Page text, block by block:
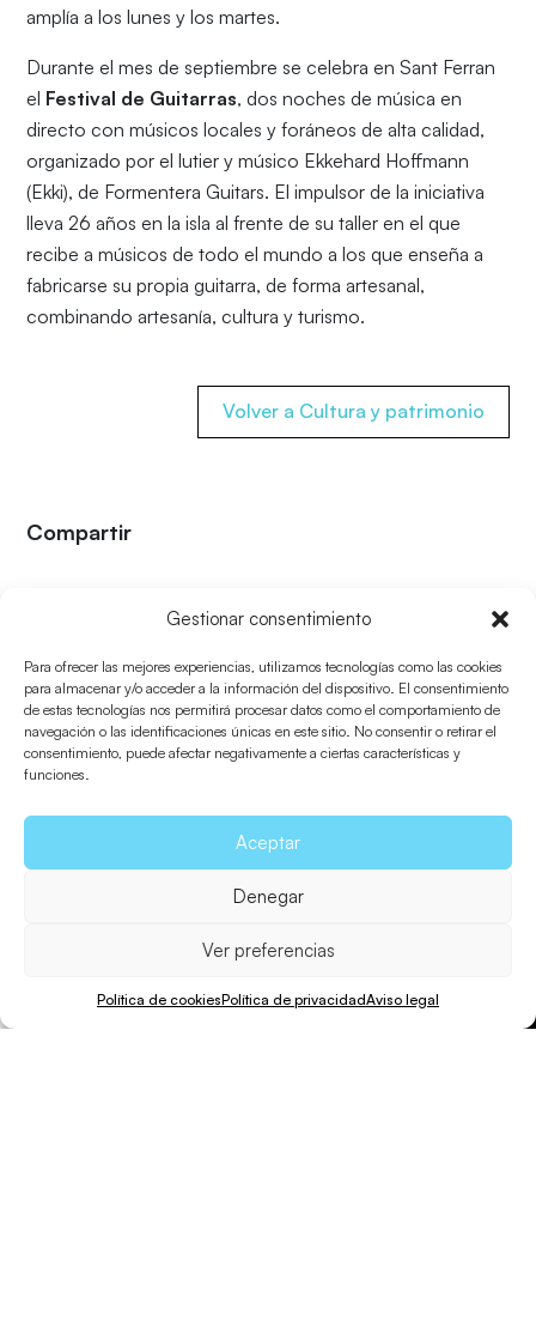
Gestionar consentimiento
Para ofrecer las mejores experiencias, utilizamos tecnologías como las cookies
para almacenar y/o acceder a la información del dispositivo. El consentimiento
de estas tecnologías nos permitirá procesar datos como el comportamiento de
navegación o las identificaciones únicas en este sitio. No consentir o retirar el
consentimiento, puede afectar negativamente a ciertas características y
funciones.
Aceptar
Denegar
Ver preferencias
Política de cookiesPolítica de privacidadAviso legal
amplía a los lunes y los martes.
Durante el mes de septiembre se celebra en Sant Ferran
el Festival de Guitarras, dos noches de música en
directo con músicos locales y foráneos de alta calidad,
organizado por el lutier y músico Ekkehard Hoffmann
(Ekki), de Formentera Guitars. El impulsor de la iniciativa
lleva 26 años en la isla al frente de su taller en el que
recibe a músicos de todo el mundo a los que enseña a
fabricarse su propia guitarra, de forma artesanal,
combinando artesanía, cultura y turismo.
Volver a Cultura y patrimonio
Compartir
Enviar a un amigo